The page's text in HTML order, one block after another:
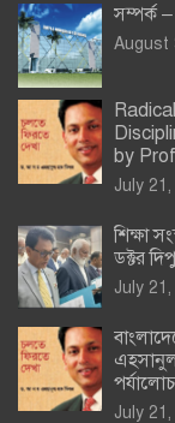
সম্পর্ক –
August
by
July
শিক্ষা
ডক্টর
July
July